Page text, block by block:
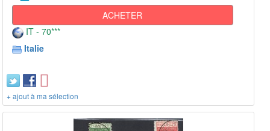
ACHETER
IT - 70***
Italie
+ ajout à ma sélection